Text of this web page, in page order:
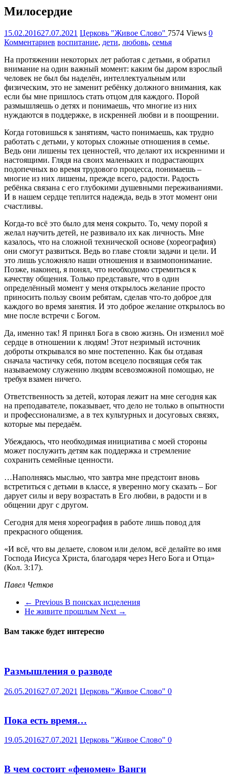
Милосердие
15.02.201627.07.2021 Церковь "Живое Слово" 7574 Views 0
Комментариев воспитание, дети, любовь, семья
На протяжении некоторых лет работая с детьми, я обратил
внимание на один важный момент: каким бы даром взрослый
человек не был бы наделён, интеллектуальным или
физическим, это не заменит ребёнку должного внимания, как
если бы мне пришлось стать отцом для каждого. Порой
размышляешь о детях и понимаешь, что многие из них
нуждаются в поддержке, в искренней любви и в поощрении.
Когда готовишься к занятиям, часто понимаешь, как трудно
работать с детьми, у которых сложные отношения в семье.
Ведь они лишены тех ценностей, что делают их искренними и
настоящими. Глядя на своих маленьких и подрастающих
подопечных во время трудового процесса, понимаешь –
многие из них лишены, прежде всего, радости. Радость
ребёнка связана с его глубокими душевными переживаниями.
И в нашем сердце теплится надежда, ведь в этот момент они
счастливы.
Когда-то всё это было для меня сокрыто. То, чему порой я
желал научить детей, не развивало их как личность. Мне
казалось, что на сложной технической основе (хореография)
они смогут развиться. Ведь во главе стояли задачи и цели. И
это лишь усложняло наши отношения и взаимопонимание.
Позже, наконец, я понял, что необходимо стремиться к
качеству общения. Только представьте, что в один
определённый момент у меня открылось желание просто
приносить пользу своим ребятам, сделав что-то доброе для
каждого во время занятия. И это доброе желание открылось во
мне после встречи с Богом.
Да, именно так! Я принял Бога в свою жизнь. Он изменил моё
сердце в отношении к людям! Этот незримый источник
доброты открывался во мне постепенно. Как бы отдавая
сначала частичку себя, потом всецело посвящая себя так
называемому служению людям всевозможной помощью, не
требуя взамен ничего.
Ответственность за детей, которая лежит на мне сегодня как
на преподавателе, показывает, что дело не только в опытности
и профессионализме, а в тех культурных и досуговых связях,
которые мы передаём.
Убеждаюсь, что необходимая инициатива с моей стороны
может послужить детям как поддержка и стремление
сохранить семейные ценности.
…Наполняясь мыслью, что завтра мне предстоит вновь
встретиться с детьми в классе, я уверенно могу сказать – Бог
дарует силы и веру возрастать в Его любви, в радости и в
общении друг с другом.
Сегодня для меня хореография в работе лишь повод для
прекрасного общения.
«И всё, что вы делаете, словом или делом, всё делайте во имя
Господа Иисуса Христа, благодаря через Него Бога и Отца»
(Кол. 3:17).
Павел Четков
← Previous В поисках исцеления
Не живите прошлым Next →
Вам также будет интересно
Размышления о разводе
26.05.201627.07.2021 Церковь "Живое Слово" 0
Пока есть время…
19.05.201627.07.2021 Церковь "Живое Слово" 0
В чем состоит «феномен» Ванги